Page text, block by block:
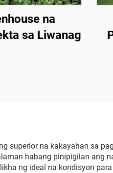
na
sa Liwanag
superior na kakayahan sa
habang pinipigilan ang
ng ideal na kondisyon